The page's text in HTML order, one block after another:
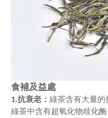
食補及益處
1.抗衰老： 綠茶含有大量的
綠茶中含有超氧化物歧化